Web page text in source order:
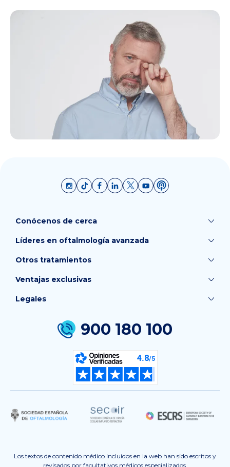
Conócenos de cerca
Líderes en oftalmología avanzada
Otros tratamientos
Ventajas exclusivas
900 180 100
Legales
Los textos de contenido médico incluidos en la web han sido escritos y
revisados por facultativos médicos especializados.